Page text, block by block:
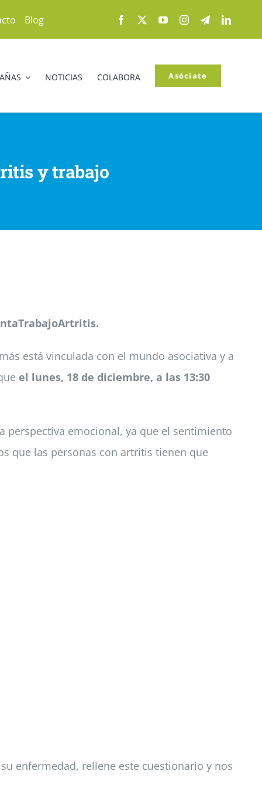
Blog
NOTICIAS COLABORA Asóciate
y trabajo
está vinculada con el mundo asociativa y a
el lunes, 18 de diciembre, a las 13:30
perspectiva emocional, ya que el sentimiento
que las personas con artritis tienen que
enfermedad, rellene este cuestionario y nos